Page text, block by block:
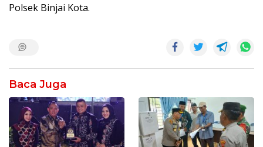
Polsek Binjai Kota.
Baca Juga